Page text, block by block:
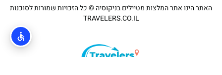
האתר הינו אתר המלצות מטיילים בניקוסיה © כל הזכויות שמורות לסוכנות
TRAVELERS.CO.IL